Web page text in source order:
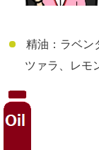
精油：ラベン
ツァラ、レ